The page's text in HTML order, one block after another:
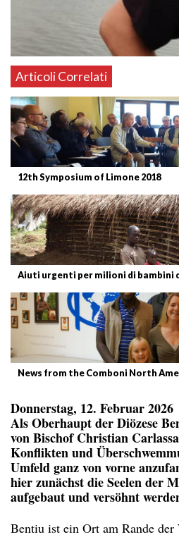
Articoli Correlati
12th Symposium of Limone 2018
Aiuti urgenti per milioni di bambini
News from the Comboni North
Donnerstag, 12. Februar 2026
Als Oberhaupt der Diözese
von Bischof Christian
Konflikten und
Umfeld ganz von vorne
hier zunächst die Seelen der
aufgebaut und versöhnt
Bentiu ist ein Ort am Rande